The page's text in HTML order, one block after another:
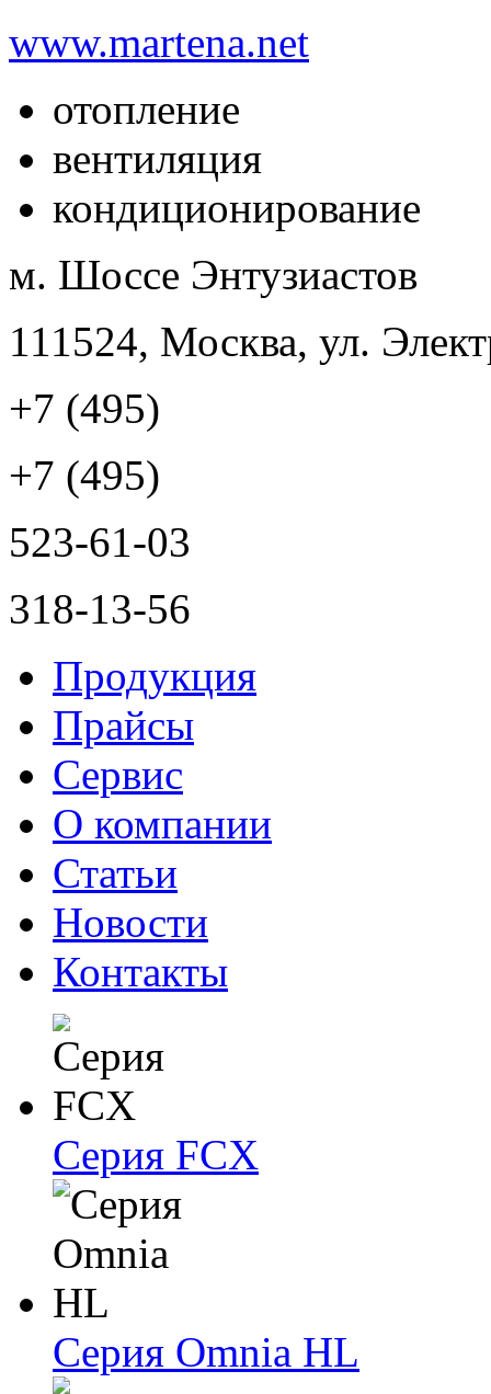
www.martena.net
отопление
вентиляция
кондиционирование
м. Шоссе Энтузиастов
111524, Москва, ул.
+7 (495)
+7 (495)
523-61-03
318-13-56
Продукция
Прайсы
Сервис
О компании
Статьи
Новости
Контакты
Серия FCX
Серия Omnia HL